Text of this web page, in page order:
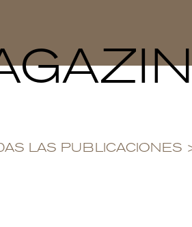
LAS PUBLICACIONES